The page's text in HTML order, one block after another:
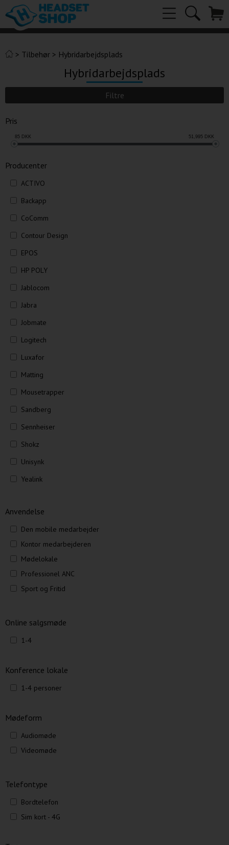
> Tilbehør > Hybridarbejdsplads
Hybridarbejdsplads
Filtre
Pris
85 DKK 51,995 DKK
Producenter
ACTIVO
Backapp
CoComm
Contour Design
EPOS
HP POLY
Jablocom
Jabra
Jobmate
Logitech
Luxafor
Matting
Mousetrapper
Sandberg
Sennheiser
Shokz
Unisynk
Yealink
Anvendelse
Den mobile medarbejder
Kontor medarbejderen
Mødelokale
Professionel ANC
Sport og Fritid
Online salgsmøde
1-4
Konference lokale
1-4 personer
Mødeform
Audiomøde
Videomøde
Telefontype
Bordtelefon
Sim kort - 4G